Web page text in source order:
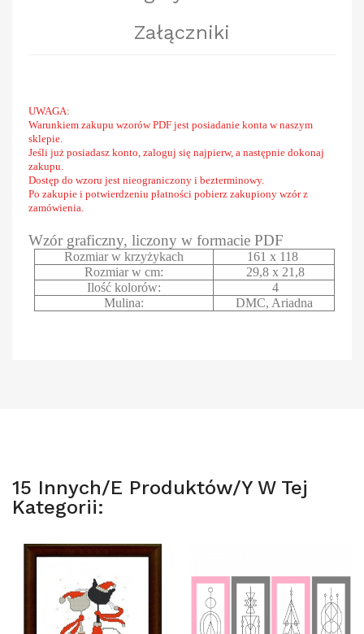
Załączniki
UWAGA:
Warunkiem zakupu wzorów PDF jest posiadanie konta w naszym
sklepie.
Jeśli już posiadasz konto, zaloguj się najpierw, a następnie dokonaj
zakupu.
Dostęp do wzoru jest nieograniczony i bezterminowy.
Po zakupie i potwierdzeniu płatności pobierz zakupiony wzór z
zamówienia.
Wzór graficzny, liczony w formacie PDF
Rozmiar w krzyżykach
161 x 118
Rozmiar w cm:
29,8 x 21,8
Ilość kolorów:
4
Mulina:
DMC, Ariadna
15 Innych/e Produktów/y W Tej
Kategorii: